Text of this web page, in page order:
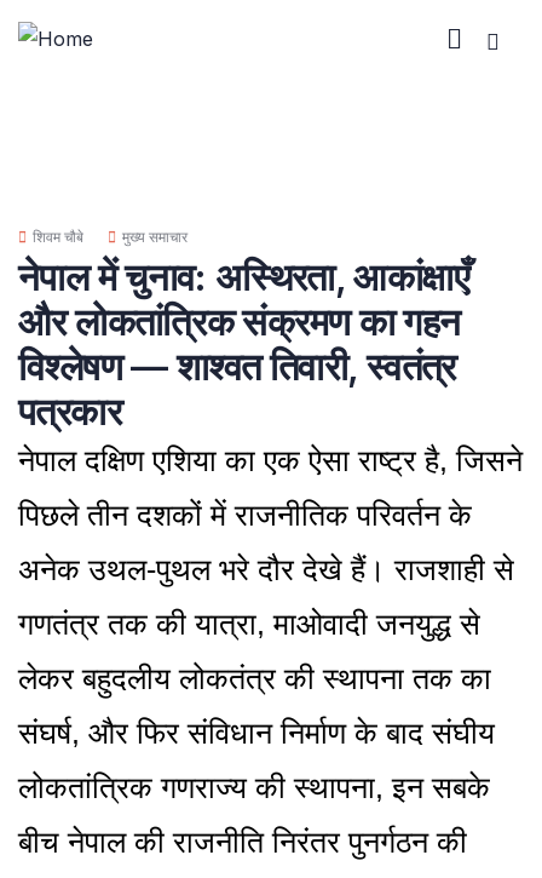
शिवम चौबे मुख्य समाचार
नेपाल में चुनाव: अस्थिरता, आकांक्षाएँ
और लोकतांत्रिक संक्रमण का गहन
विश्लेषण — शाश्वत तिवारी, स्वतंत्र
पत्रकार
नेपाल दक्षिण एशिया का एक ऐसा राष्ट्र है, जिसने
पिछले तीन दशकों में राजनीतिक परिवर्तन के
अनेक उथल-पुथल भरे दौर देखे हैं। राजशाही से
गणतंत्र तक की यात्रा, माओवादी जनयुद्ध से
लेकर बहुदलीय लोकतंत्र की स्थापना तक का
संघर्ष, और फिर संविधान निर्माण के बाद संघीय
लोकतांत्रिक गणराज्य की स्थापना, इन सबके
बीच नेपाल की राजनीति निरंतर पुनर्गठन की